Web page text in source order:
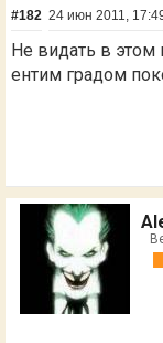
#182 24 июн 2011,
Не видать в
ентим градом